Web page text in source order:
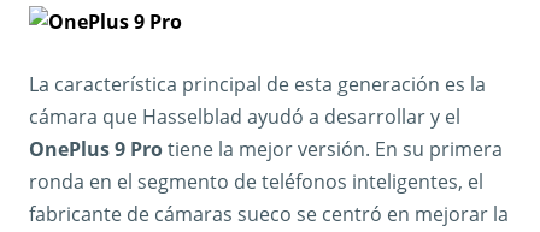
La característica principal de esta generación es la
cámara que Hasselblad ayudó a desarrollar y el
OnePlus 9 Protiene la mejor versión. En su primera
ronda en el segmento de teléfonos inteligentes, el
fabricante de cámaras sueco se centró en mejorar la